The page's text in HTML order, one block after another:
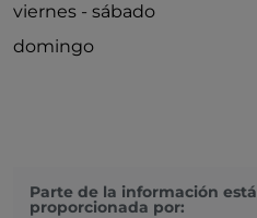
viernes - sábado
domingo
Parte de la información está
proporcionada por: